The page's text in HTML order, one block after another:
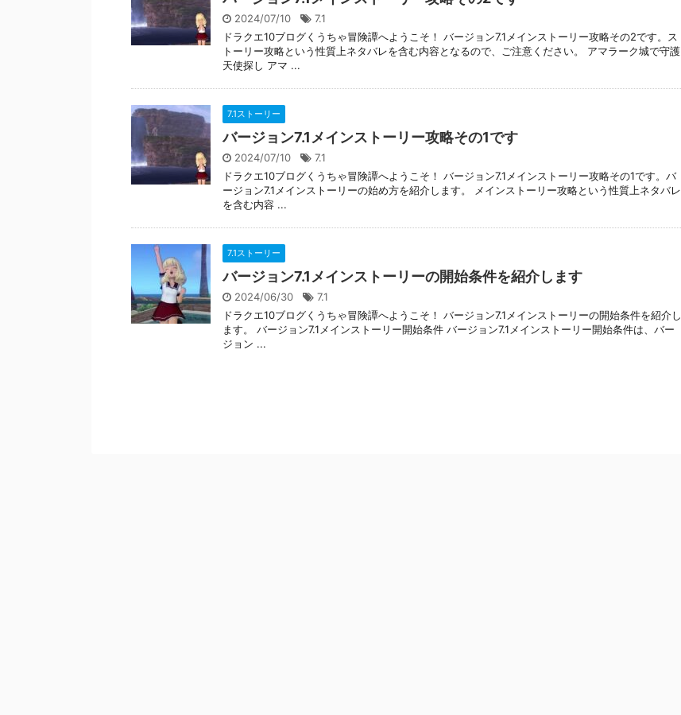
2024/07/10
7.1
ドラクエ10ブログくうちゃ冒険譚へようこそ！ バージョン7.1メインストーリー攻略その2です。ス
トーリー攻略という性質上ネタバレを含む内容となるので、ご注意ください。 アマラーク城で守護
天使探し アマ ...
7.1ストーリー
バージョン7.1メインストーリー攻略その1です
2024/07/10
7.1
ドラクエ10ブログくうちゃ冒険譚へようこそ！ バージョン7.1メインストーリー攻略その1です。バ
ージョン7.1メインストーリーの始め方を紹介します。 メインストーリー攻略という性質上ネタバレ
を含む内容 ...
7.1ストーリー
バージョン7.1メインストーリーの開始条件を紹介します
2024/06/30
7.1
ドラクエ10ブログくうちゃ冒険譚へようこそ！ バージョン7.1メインストーリーの開始条件を紹介し
ます。 バージョン7.1メインストーリー開始条件 バージョン7.1メインストーリー開始条件は、バー
ジョン ...